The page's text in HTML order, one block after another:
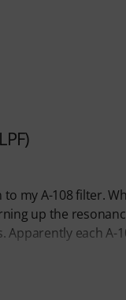
my A-108 filter.
up the
Apparently each